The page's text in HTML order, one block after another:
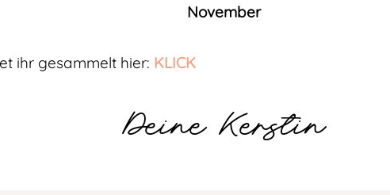
November
ihr gesammelt hier: KLICK
Deine Kerstin